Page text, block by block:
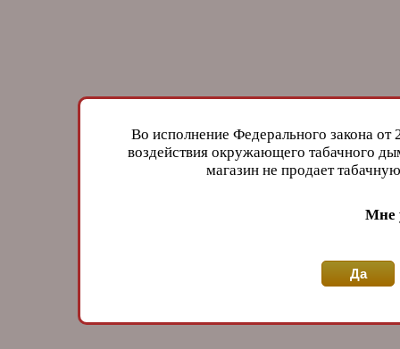
Во исполнение Федерального закона
воздействия окружающего табачного
магазин не продает
Мне
Да